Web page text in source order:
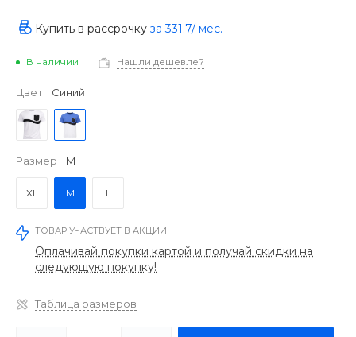
‹›
Купить в рассрочку за331.7/ мес.
В наличии Нашли дешевле?
Цвет Синий
Размер M
XL M L
ТОВАР УЧАСТВУЕТ В АКЦИИ
Оплачивай покупки картой и получай скидки на
следующую покупку!
Таблица размеров